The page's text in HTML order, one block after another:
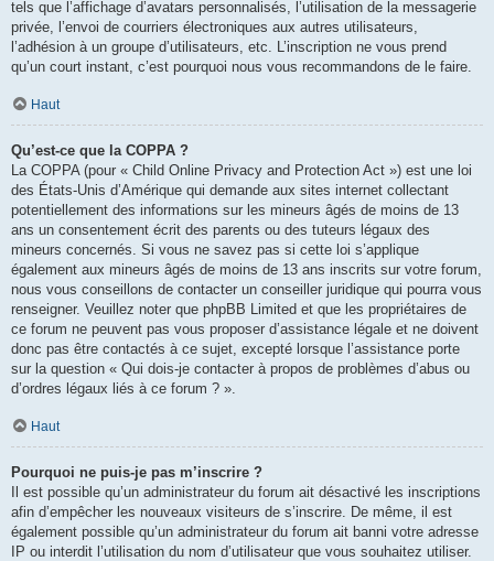
tels que l’affichage d’avatars personnalisés, l’utilisation de la messagerie
privée, l’envoi de courriers électroniques aux autres utilisateurs,
l’adhésion à un groupe d’utilisateurs, etc. L’inscription ne vous prend
qu’un court instant, c’est pourquoi nous vous recommandons de le faire.
Haut
Qu’est-ce que la COPPA ?
La COPPA (pour « Child Online Privacy and Protection Act ») est une loi
des États-Unis d’Amérique qui demande aux sites internet collectant
potentiellement des informations sur les mineurs âgés de moins de 13
ans un consentement écrit des parents ou des tuteurs légaux des
mineurs concernés. Si vous ne savez pas si cette loi s’applique
également aux mineurs âgés de moins de 13 ans inscrits sur votre forum,
nous vous conseillons de contacter un conseiller juridique qui pourra vous
renseigner. Veuillez noter que phpBB Limited et que les propriétaires de
ce forum ne peuvent pas vous proposer d’assistance légale et ne doivent
donc pas être contactés à ce sujet, excepté lorsque l’assistance porte
sur la question « Qui dois-je contacter à propos de problèmes d’abus ou
d’ordres légaux liés à ce forum ? ».
Haut
Pourquoi ne puis-je pas m’inscrire ?
Il est possible qu’un administrateur du forum ait désactivé les inscriptions
afin d’empêcher les nouveaux visiteurs de s’inscrire. De même, il est
également possible qu’un administrateur du forum ait banni votre adresse
IP ou interdit l’utilisation du nom d’utilisateur que vous souhaitez utiliser.